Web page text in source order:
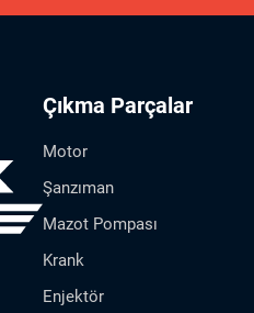
Çıkma Parçalar
Motor
Şanzıman
Mazot Pompası
Krank
Enjektör